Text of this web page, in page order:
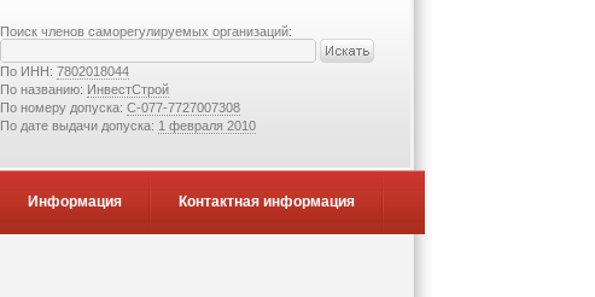
Поиск членов саморегулируемых организаций:
По ИНН: 7802018044
По названию: ИнвестСтрой
По номеру допуска: С-077-7727007308
По дате выдачи допуска: 1 февраля 2010
Информация Контактная информация